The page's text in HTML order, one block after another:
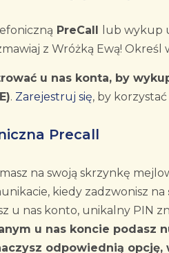
PreCall lub wykup
z Wróżką Ewą!
u nas konta, by
. Zarejestruj się, by
Precall
na swoją skrzynkę
kiedy zadzwonisz na
u nas konto, unikalny PIN
u nas koncie podasz
odpowiednią